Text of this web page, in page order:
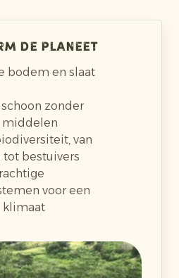
de planeet
bodem en slaat
zonder
middelen
van
bestuivers
voor een
klimaat